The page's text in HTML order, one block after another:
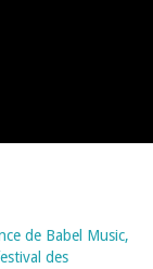
de Babel Music,
des